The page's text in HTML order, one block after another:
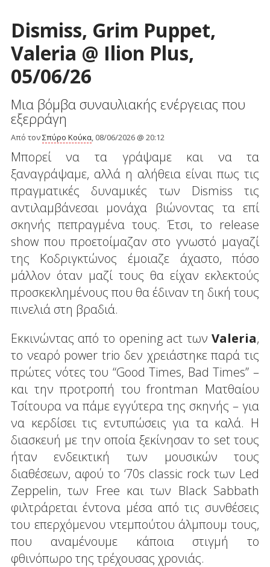
Dismiss, Grim Puppet,
Valeria @ Ilion Plus,
05/06/26
Μια βόμβα συναυλιακής ενέργειας που
εξερράγη
Από τονΣπύρο Κούκα, 08/06/2026 @ 20:12
Μπορεί να τα γράψαμε και να τα
ξαναγράψαμε, αλλά η αλήθεια είναι πως τις
πραγματικές δυναμικές των Dismiss τις
αντιλαμβάνεσαι μονάχα βιώνοντας τα επί
σκηνής πεπραγμένα τους. Έτσι, το release
show που προετοίμαζαν στο γνωστό μαγαζί
της Κοδριγκτώνος έμοιαζε άχαστο, πόσο
μάλλον όταν μαζί τους θα είχαν εκλεκτούς
προσκεκλημένους που θα έδιναν τη δική τους
πινελιά στη βραδιά.
Εκκινώντας από το opening act τωνValeria,
το νεαρό power trio δεν χρειάστηκε παρά τις
πρώτες νότες του “Good Times, Bad Times” –
και την προτροπή του frontman Ματθαίου
Τσίτουρα να πάμε εγγύτερα της σκηνής – για
να κερδίσει τις εντυπώσεις για τα καλά. Η
διασκευή με την οποία ξεκίνησαν το set τους
ήταν ενδεικτική των μουσικών τους
διαθέσεων, αφού το ‘70s classic rock των Led
Zeppelin, των Free και των Black Sabbath
φιλτράρεται έντονα μέσα από τις συνθέσεις
του επερχόμενου ντεμπούτου άλμπουμ τους,
που αναμένουμε κάποια στιγμή το
φθινόπωρο της τρέχουσας χρονιάς.